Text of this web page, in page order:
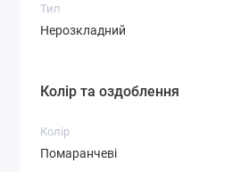
Тип
Нерозкладний
Колір та оздоблення
Колір
Помаранчеві